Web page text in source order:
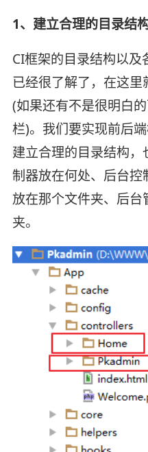
1、建立合理的目录结
CI框架的目录结构以
已经很了解了，在这
(如果还有不是很明白
栏)。我们要实现前后
建立合理的目录结构
制器放在何处、后台控
放在那个文件夹、后
夹。